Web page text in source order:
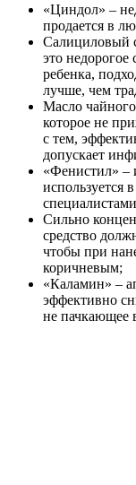
«Циндол» –
продается в
Салициловый
это недорогое
ребенка,
лучше, чем
Масло чайного
которое не
с тем,
допускает
«Фенистил» –
используется
Сильно
средство
чтобы при
коричневым;
«Каламин» –
эффективно
не пачкающее